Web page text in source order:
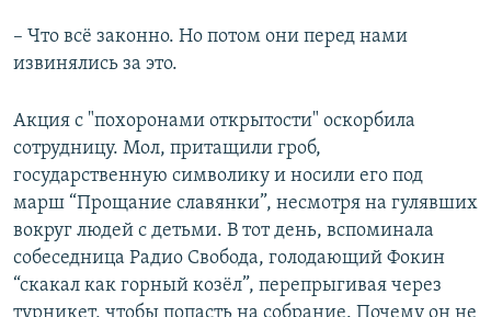
– Что всё законно. Но потом они перед нами
извинялись за это.
Акция с "похоронами открытости" оскорбила
сотрудницу. Мол, притащили гроб,
государственную символику и носили его под
марш “Прощание славянки”, несмотря на гулявших
вокруг людей с детьми. В тот день, вспоминала
собеседница Радио Свобода, голодающий Фокин
“скакал как горный козёл”, перепрыгивая через